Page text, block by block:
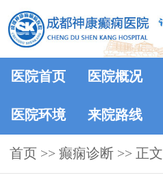
医院首页 医院概况
医院环境 来院路线
首页 >> 癫痫诊断 >> 正文